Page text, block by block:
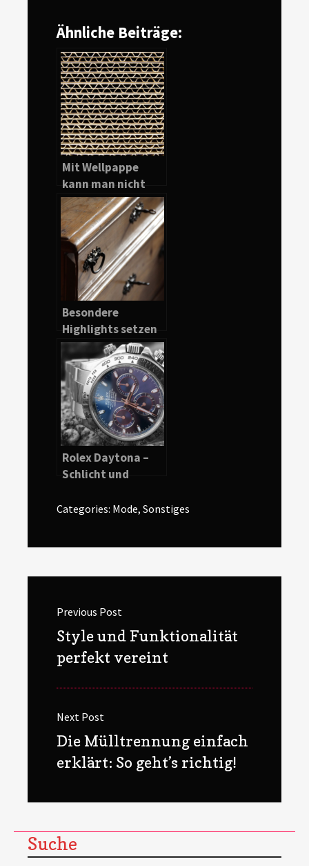
Ähnliche Beiträge:
Mit Wellpappe
kann man nicht
nur gut verpacken
Besondere
Highlights setzen
durch antike
Kommoden
Rolex Daytona –
Schlicht und
Categories: Mode, Sonstiges
Previous Post
Previous
post:
Style und Funktionalität
perfekt vereint
Next Post
Next
post:
Die Mülltrennung einfach
erklärt: So geht’s richtig!
Suche